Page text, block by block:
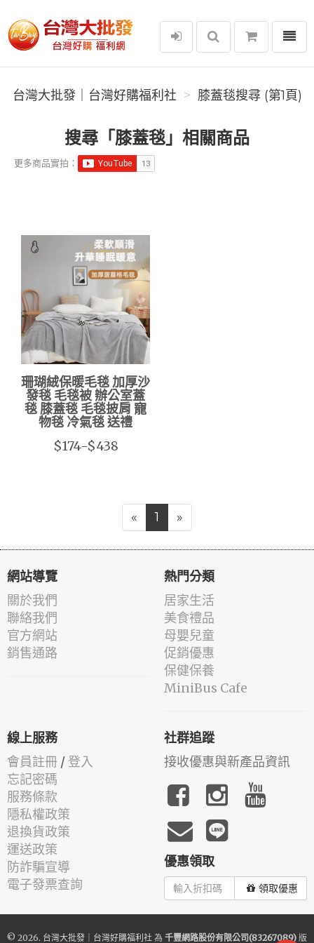
台灣大批發｜台灣好購福利社
選單
台灣大批發｜台灣好購福利社 膝蓋毯搜尋 (第1頁)
搜尋「膝蓋毯」相關商品
更多商品實拍：
珊瑚絨保暖毛毯 加厚沙
發毯 毛毯被 辦公室蓋
毯 膝蓋毯 毛毯披肩 寵
物毯 冷氣毯 送禮
$174-$438
« 1 »
網站導覽
關於我們
聯絡我們
官方網站
銷售通路
熱門分類
居家生活
美食禮品
母嬰兒童
促銷優惠
保健保養
MiniBus Cafe
線上服務
會員註冊 / 登入
忘記密碼
服務條款
隱私權政策
退換貨政策
運送政策
防詐騙宣導
電子發票查詢
社群追蹤
接收優惠與新產品資訊
優惠領取
領取優惠
© 2026. 台灣大批發｜台灣好購福利社 為 千豐網路股份有限公司(83267089) 版